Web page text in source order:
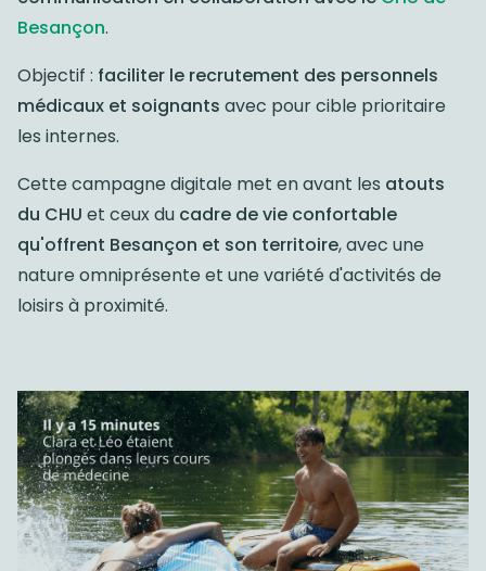
Besançon.
Objectif : faciliter le recrutement des personnels
médicaux et soignants avec pour cible prioritaire
les internes.
Cette campagne digitale met en avant les atouts
du CHU et ceux du cadre de vie confortable
qu'offrent Besançon et son territoire, avec une
nature omniprésente et une variété d'activités de
loisirs à proximité.